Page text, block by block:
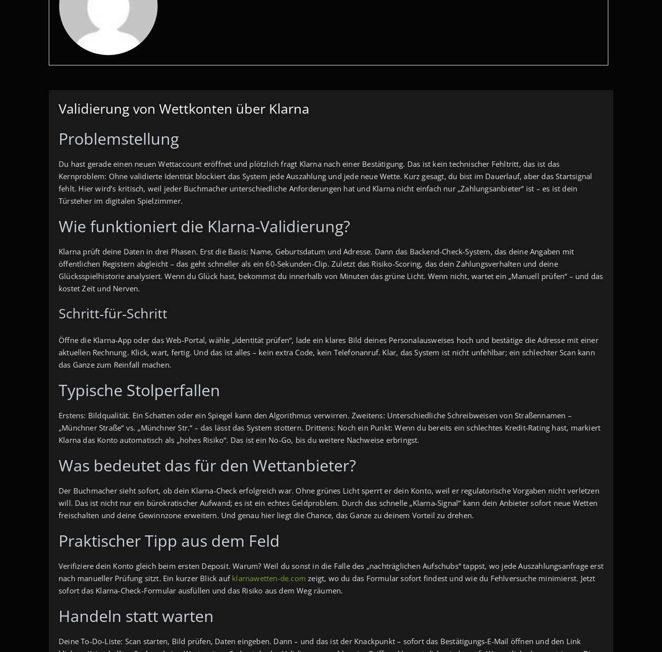
Validierung von Wettkonten über Klarna
Problemstellung
Du hast gerade einen neuen Wettaccount eröffnet und plötzlich fragt Klarna nach einer Bestätigung. Das ist kein technischer Fehltritt, das ist das
Kernproblem: Ohne validierte Identität blockiert das System jede Auszahlung und jede neue Wette. Kurz gesagt, du bist im Dauerlauf, aber das Startsignal
fehlt. Hier wird’s kritisch, weil jeder Buchmacher unterschiedliche Anforderungen hat und Klarna nicht einfach nur „Zahlungsanbieter“ ist – es ist dein
Türsteher im digitalen Spielzimmer.
Wie funktioniert die Klarna-Validierung?
Klarna prüft deine Daten in drei Phasen. Erst die Basis: Name, Geburtsdatum und Adresse. Dann das Backend‑Check‑System, das deine Angaben mit
öffentlichen Registern abgleicht – das geht schneller als ein 60‑Sekunden‑Clip. Zuletzt das Risiko‑Scoring, das dein Zahlungsverhalten und deine
Glücksspielhistorie analysiert. Wenn du Glück hast, bekommst du innerhalb von Minuten das grüne Licht. Wenn nicht, wartet ein „Manuell prüfen“ – und das
kostet Zeit und Nerven.
Schritt‑für‑Schritt
Öffne die Klarna‑App oder das Web‑Portal, wähle „Identität prüfen“, lade ein klares Bild deines Personalausweises hoch und bestätige die Adresse mit einer
aktuellen Rechnung. Klick, wart, fertig. Und das ist alles – kein extra Code, kein Telefonanruf. Klar, das System ist nicht unfehlbar; ein schlechter Scan kann
das Ganze zum Reinfall machen.
Typische Stolperfallen
Erstens: Bildqualität. Ein Schatten oder ein Spiegel kann den Algorithmus verwirren. Zweitens: Unterschiedliche Schreibweisen von Straßennamen –
„Münchner Straße“ vs. „Münchner Str.“ – das lässt das System stottern. Drittens: Noch ein Punkt: Wenn du bereits ein schlechtes Kredit‑Rating hast, markiert
Klarna das Konto automatisch als „hohes Risiko“. Das ist ein No‑Go, bis du weitere Nachweise erbringst.
Was bedeutet das für den Wettanbieter?
Der Buchmacher sieht sofort, ob dein Klarna‑Check erfolgreich war. Ohne grünes Licht sperrt er dein Konto, weil er regulatorische Vorgaben nicht verletzen
will. Das ist nicht nur ein bürokratischer Aufwand; es ist ein echtes Geldproblem. Durch das schnelle „Klarna‑Signal“ kann dein Anbieter sofort neue Wetten
freischalten und deine Gewinnzone erweitern. Und genau hier liegt die Chance, das Ganze zu deinem Vorteil zu drehen.
Praktischer Tipp aus dem Feld
Verifiziere dein Konto gleich beim ersten Deposit. Warum? Weil du sonst in die Falle des „nachträglichen Aufschubs“ tappst, wo jede Auszahlungsanfrage erst
nach manueller Prüfung sitzt. Ein kurzer Blick auf klarnawetten-de.com zeigt, wo du das Formular sofort findest und wie du Fehlversuche minimierst. Jetzt
sofort das Klarna‑Check‑Formular ausfüllen und das Risiko aus dem Weg räumen.
Handeln statt warten
Deine To‑Do‑Liste: Scan starten, Bild prüfen, Daten eingeben. Dann – und das ist der Knackpunkt – sofort das Bestätigungs‑E‑Mail öffnen und den Link